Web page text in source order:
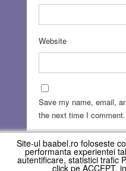
Website
Save my name, email,
the next time I comment.
Site-ul baabel.ro foloseste
performanta experientei
autentificare, statistici trafic
click pe ACCEPT,